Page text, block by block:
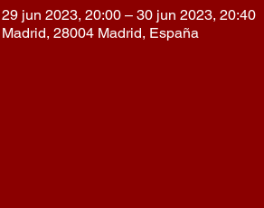
29 jun 2023, 20:00 – 30 jun 2023, 20:40
Madrid, 28004 Madrid, España